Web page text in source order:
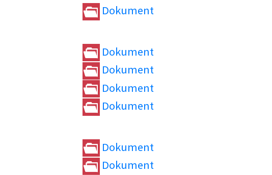
Dokument
Dokument
Dokument
Dokument
Dokument
Dokument
Dokument